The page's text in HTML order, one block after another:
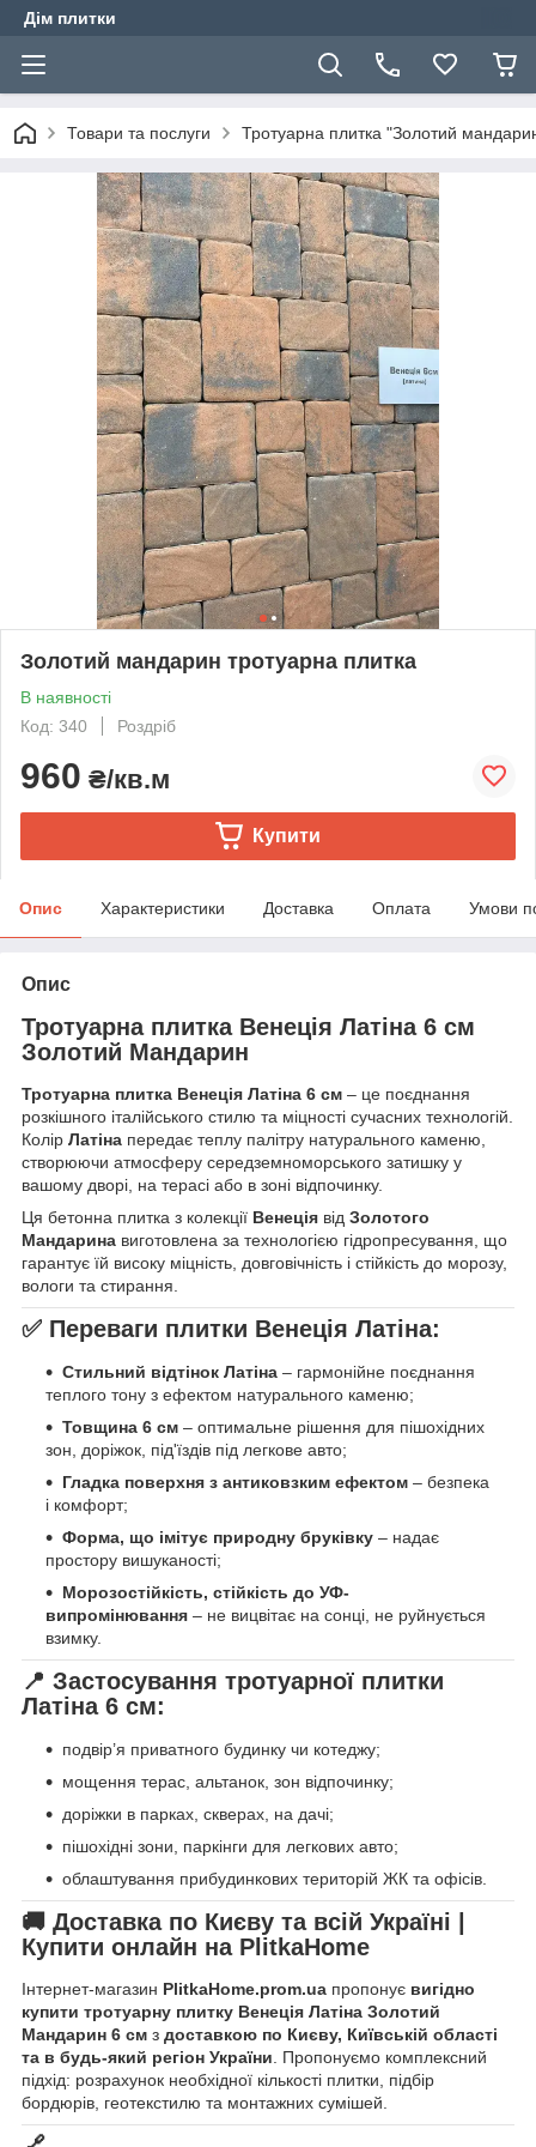
Дім плитки
Товари та послуги Тротуарна плитка "Золотий
Золотий мандарин тротуарна плитка
В наявності
Код: 340
Роздріб
960 ₴/кв.м
Купити
Опис Характеристики Доставка Оплата Умови
Опис
Тротуарна плитка Венеція Латіна 6 см
Золотий Мандарин
Тротуарна плитка Венеція Латіна 6 см – це поєднання
розкішного італійського стилю та міцності сучасних технологій.
Колір Латіна передає теплу палітру натурального каменю,
створюючи атмосферу середземноморського затишку у
вашому дворі, на терасі або в зоні відпочинку.
Ця бетонна плитка з колекції Венеція від Золотого
Мандарина виготовлена за технологією гідропресування, що
гарантує їй високу міцність, довговічність і стійкість до морозу,
вологи та стирання.
✅ Переваги плитки Венеція Латіна:
Стильний відтінок Латіна – гармонійне поєднання
теплого тону з ефектом натурального каменю;
Товщина 6 см – оптимальне рішення для пішохідних
зон, доріжок, під'їздів під легкове авто;
Гладка поверхня з антиковзким ефектом – безпека
і комфорт;
Форма, що імітує природну бруківку – надає
простору вишуканості;
Морозостійкість, стійкість до УФ-
випромінювання – не вицвітає на сонці, не руйнується
взимку.
📍 Застосування тротуарної плитки
Латіна 6 см:
подвір’я приватного будинку чи котеджу;
мощення терас, альтанок, зон відпочинку;
доріжки в парках, скверах, на дачі;
пішохідні зони, паркінги для легкових авто;
облаштування прибудинкових територій ЖК та офісів.
🚚 Доставка по Києву та всій Україні |
Купити онлайн на PlitkaHome
Інтернет-магазин PlitkaHome.prom.ua пропонує вигідно
купити тротуарну плитку Венеція Латіна Золотий
Мандарин 6 см з доставкою по Києву, Київській області
та в будь-який регіон України. Пропонуємо комплексний
підхід: розрахунок необхідної кількості плитки, підбір
бордюрів, геотекстилю та монтажних сумішей.